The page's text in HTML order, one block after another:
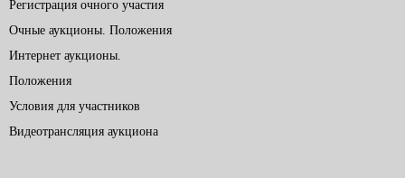
Регистрация очного участия
Очные аукционы. Положения
Интернет аукционы.
Положения
Условия для участников
Видеотрансляция аукциона